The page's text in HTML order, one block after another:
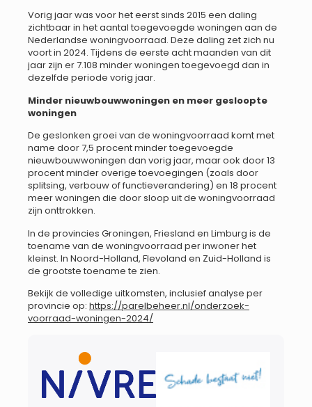
Vorig jaar was voor het eerst sinds 2015 een daling
zichtbaar in het aantal toegevoegde woningen aan de
Nederlandse woningvoorraad. Deze daling zet zich nu
voort in 2024. Tijdens de eerste acht maanden van dit
jaar zijn er 7.108 minder woningen toegevoegd dan in
dezelfde periode vorig jaar.
Minder nieuwbouwwoningen en meer gesloopte
woningen
De geslonken groei van de woningvoorraad komt met
name door 7,5 procent minder toegevoegde
nieuwbouwwoningen dan vorig jaar, maar ook door 13
procent minder overige toevoegingen (zoals door
splitsing, verbouw of functieverandering) en 18 procent
meer woningen die door sloop uit de woningvoorraad
zijn onttrokken.
In de provincies Groningen, Friesland en Limburg is de
toename van de woningvoorraad per inwoner het
kleinst. In Noord-Holland, Flevoland en Zuid-Holland is
de grootste toename te zien.
Bekijk de volledige uitkomsten, inclusief analyse per
provincie op: https://parelbeheer.nl/onderzoek-
voorraad-woningen-2024/